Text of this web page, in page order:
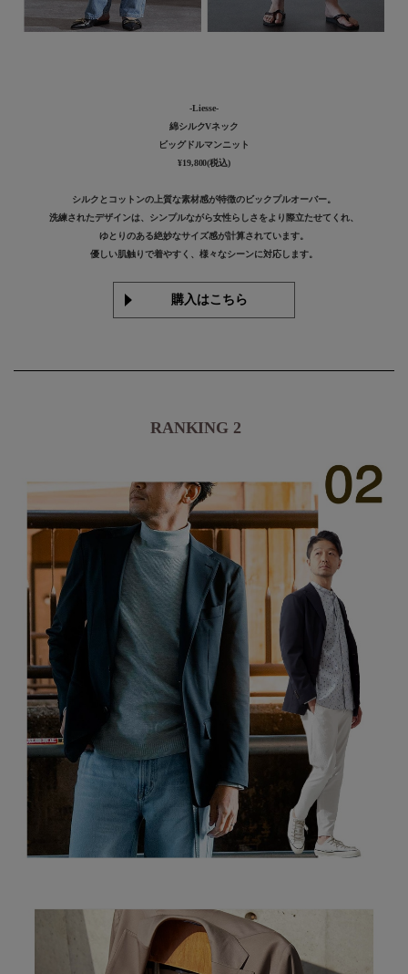
-Liesse-
綿シルクVネック
ビッグドルマンニット
¥19,800(税込)
シルクとコットンの上質な素材感が特徴のビックプルオーバー。
洗練されたデザインは、シンプルながら女性らしさをより際立たせてくれ、
ゆとりのある絶妙なサイズ感が計算されています。
優しい肌触りで着やすく、様々なシーンに対応します。
購入はこちら
RANKING 2